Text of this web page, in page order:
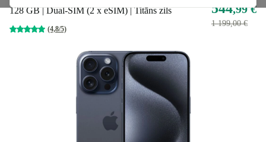
128 GB | Dual-SIM (2 x eSIM) | Titāns zils
(4,8/5)
544,99 €
1 199,00 €